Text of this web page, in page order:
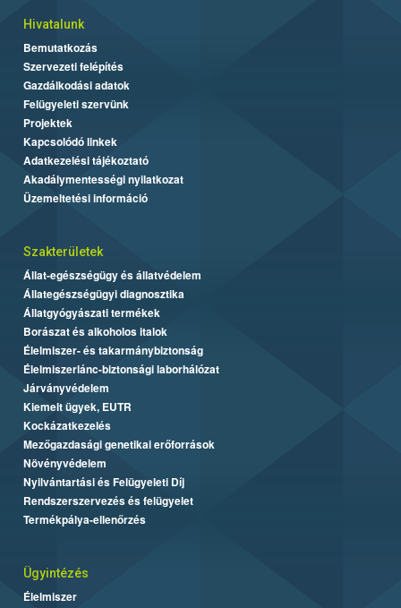
Hivatalunk
Bemutatkozás
Szervezeti felépítés
Gazdálkodási adatok
Felügyeleti szervünk
Projektek
Kapcsolódó linkek
Adatkezelési tájékoztató
Akadálymentességi nyilatkozat
Üzemeltetési információ
Szakterületek
Állat-egészségügy és állatvédelem
Állategészségügyi diagnosztika
Állatgyógyászati termékek
Borászat és alkoholos italok
Élelmiszer- és takarmánybiztonság
Élelmiszerlánc-biztonsági laborhálózat
Járványvédelem
Kiemelt ügyek, EUTR
Kockázatkezelés
Mezőgazdasági genetikai erőforrások
Növényvédelem
Nyilvántartási és Felügyeleti Díj
Rendszerszervezés és felügyelet
Termékpálya-ellenőrzés
Ügyintézés
Élelmiszer